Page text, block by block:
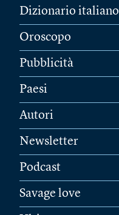
Dizionario italiano
Oroscopo
Pubblicità
Paesi
Autori
Newsletter
Podcast
Savage love